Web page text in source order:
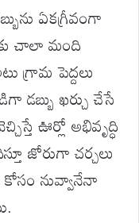
ఏకగ్రీవంగా
చాలా మంది
గ్రామ పెద్దలు
డబ్బు ఖర్చు చేసే
ఊర్లో అభివృద్ధి
జోరుగా చర్చలు
కోసం నువ్వానేనా